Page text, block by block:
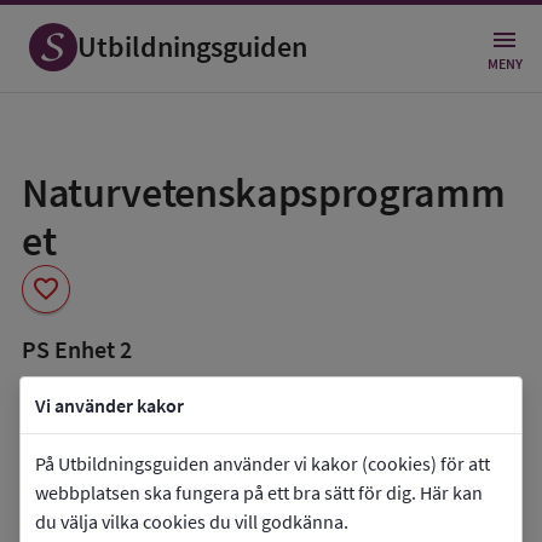
Vi använder kakor
På Utbildningsguiden använder vi kakor (cookies) för att
webbplatsen ska fungera på ett bra sätt för dig. Här kan
du välja vilka cookies du vill godkänna.
Utbildningsguiden MENY
Naturvetenskapsprogramm
et
favorite
som
favorit
PS Enhet 2
book_5 Inriktning som finns tillgänglig
Naturvetenskap och samhälle
Naturvetenskap
co_present Programmet finns också som